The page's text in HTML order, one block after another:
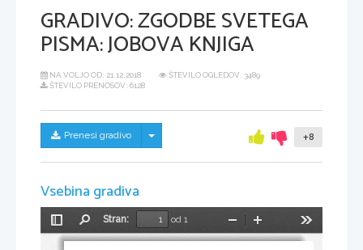
GRADIVO:ZGODBE SVETEGA
PISMA: JOBOVA KNJIGA
NA VOLJO OD: 21.12.2018
ŠTEVILO OGLEDOV: 3489
ŠTEVILO PRENOSOV: 6128
Prenesi gradivo Skrij/prikaži meni +8
Vsebina gradiva
Preklopi
stransko
Stran:
od 1
Pomanjšaj